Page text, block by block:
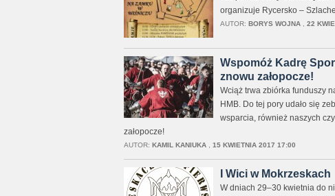
organizuje Rycersko –
AUTOR: BORYS WOJNA, 22
Wspomóż Kadrę
znowu załopocze!
Wciąż trwa zbiórka funduszy
HMB. Do tej pory udało się
wsparcia, również naszych
załopocze!
AUTOR: KAMIL KANIUKA, 15 KWIETNIA 2017 17:00
I Wici w Mokrzeskach
W dniach 29–30 kwietnia do